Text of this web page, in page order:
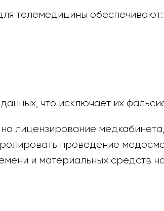
телемедицины обеспечивают:
что исключает их
лицензирование
проведение
и материальных средств